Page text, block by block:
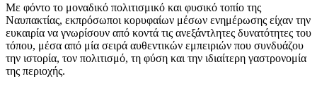
Με φόντο το μοναδικό πολιτισμικό και φυσικό τοπίο της
Ναυπακτίας, εκπρόσωποι κορυφαίων μέσων ενημέρωσης είχαν την
ευκαιρία να γνωρίσουν από κοντά τις ανεξάντλητες δυνατότητες του
τόπου, μέσα από μία σειρά αυθεντικών εμπειριών που συνδυάζου
την ιστορία, τον πολιτισμό, τη φύση και την ιδιαίτερη γαστρονομία
της περιοχής.